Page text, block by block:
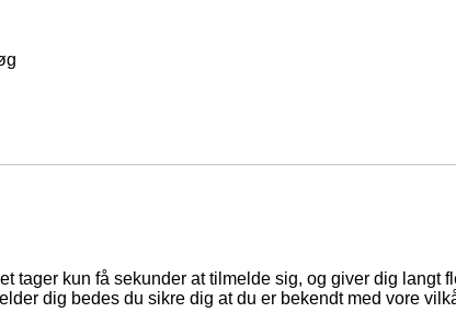
tager kun få sekunder at tilmelde sig, og giver dig
dig bedes du sikre dig at du er bekendt med vore